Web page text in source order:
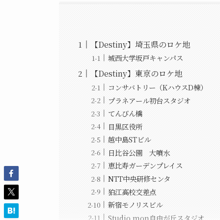
【Destiny】埼玉県のロケ地
城西大学坂戸キャンパス
【Destiny】東京のロケ地
コンサバトリー（KハウスD棟）
プラネアール初台スタジオ
てんびん橋
目黒区役所
越中島STビル
日比谷公園 大噴水
恵比寿ガーデンプレイス
NTT中央研修センタ
狛江高校交差点
新宿モノリスビル
Studio mon自由が丘スタジオ